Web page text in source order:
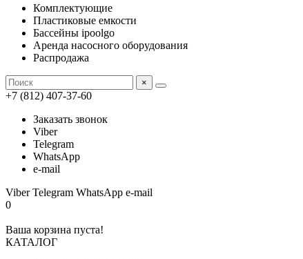
Комплектующие
Пластиковые емкости
Бассейны ipoolgo
Аренда насосного оборудования
Распродажа
×
+7 (812) 407-37-60
Заказать звонок
Viber
Telegram
WhatsApp
e-mail
ViberTelegram WhatsApp e-mail
0
Ваша корзина пуста!
КАТАЛОГ